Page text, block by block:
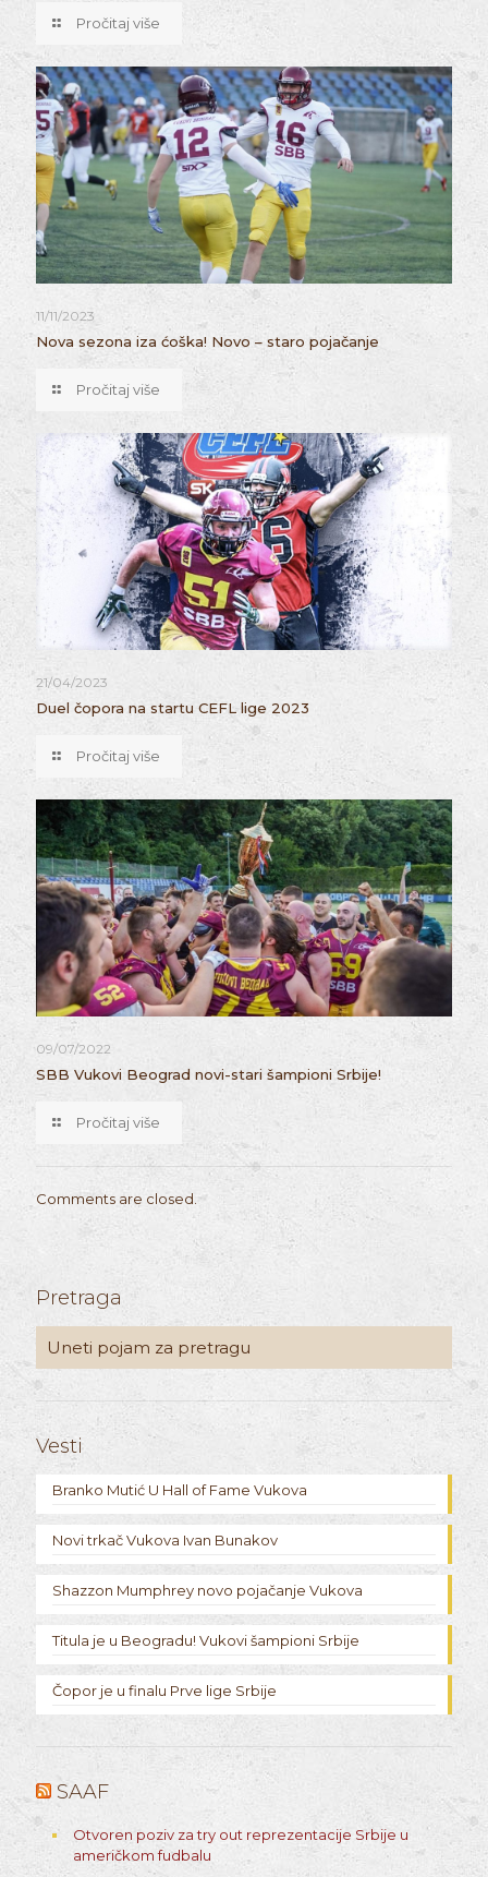
Pročitaj više
11/11/2023
Nova sezona iza ćoška! Novo – staro pojačanje
Pročitaj više
21/04/2023
Duel čopora na startu CEFL lige 2023
Pročitaj više
09/07/2022
SBB Vukovi Beograd novi-stari šampioni Srbije!
Pročitaj više
Comments are closed.
Pretraga
Vesti
Branko Mutić U Hall of Fame Vukova
Novi trkač Vukova Ivan Bunakov
Shazzon Mumphrey novo pojačanje Vukova
Titula je u Beogradu! Vukovi šampioni Srbije
Čopor je u finalu Prve lige Srbije
SAAF
Otvoren poziv za try out reprezentacije Srbije u
američkom fudbalu